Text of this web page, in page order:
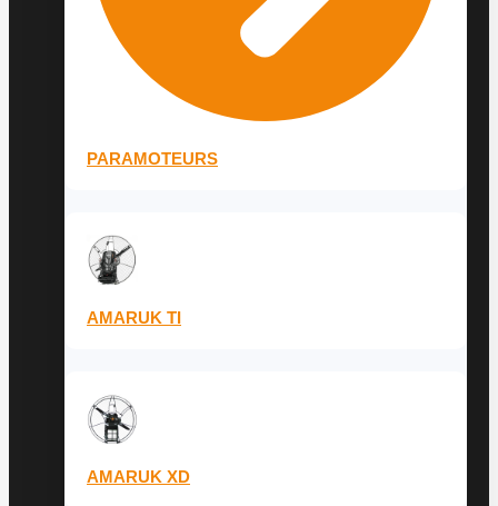
PARAMOTEURS
AMARUK TI
AMARUK XD